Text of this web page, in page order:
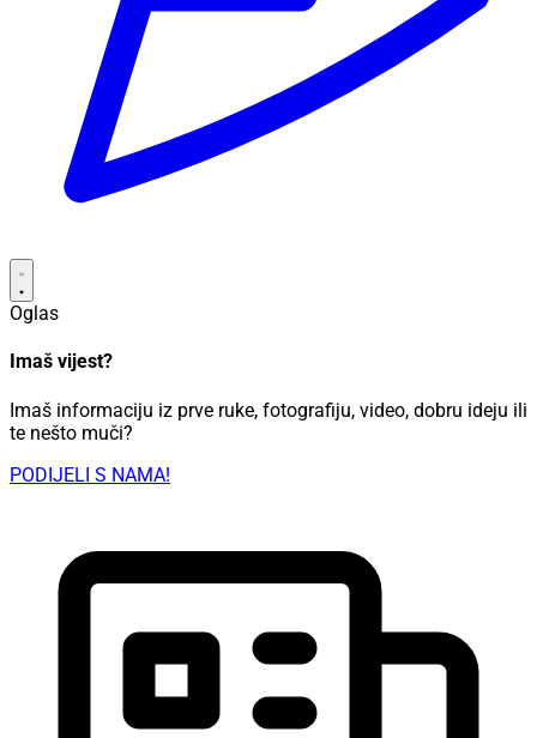
Oglas
Imaš vijest?
Imaš informaciju iz prve ruke, fotografiju, video, dobru ideju ili
te nešto muči?
PODIJELI S NAMA!